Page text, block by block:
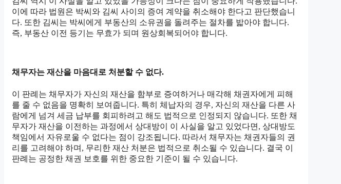
이에 따라 법원은 박씨와 김씨 사이의 증여 계약을 취소해야 한다고 판단했습니
다. 또한 김씨는 박씨에게 부동산의 소유권을 돌려주는 절차를 밟아야 합니다.
즉, 부동산 이전 등기는 무효가 되며 원상회복되어야 합니다.
채무자는 재산을 마음대로 처분할 수 없다.
이 판례는 채무자가 자신의 재산을 함부로 증여하거나 매각해 채권자에게 피해
를 줄 수 없음을 명확히 보여줍니다. 특히 체납자의 경우, 자신의 재산을 다른 사
람에게 넘겨 세금 납부를 회피하려고 해도 법적으로 인정되지 않습니다. 또한 채
무자가 재산을 이전하는 과정에서 상대방이 이 사실을 알고 있었다면, 상대방도
책임에서 자유로울 수 없다는 점이 강조됩니다. 따라서 채무자는 채권자들의 권
리를 고려해야 하며, 무리한 재산 처분은 법적으로 취소될 수 있습니다. 결국 이
판례는 공정한 채권 보호를 위한 중요한 기준이 될 수 있습니다.